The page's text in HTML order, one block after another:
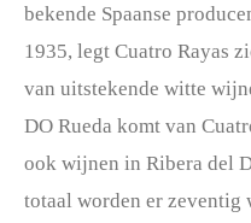
bekende Spaanse
1935, legt Cuatro Rayas
van uitstekende witte
DO Rueda komt van
ook wijnen in Ribera del
totaal worden er zeventig